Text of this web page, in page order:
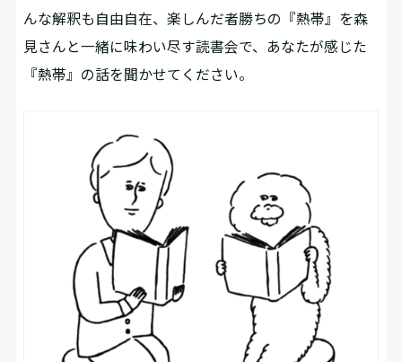
んな解釈も自由自在、楽しんだ者勝ちの『熱帯』を森
見さんと一緒に味わい尽す読書会で、あなたが感じた
『熱帯』の話を聞かせてください。